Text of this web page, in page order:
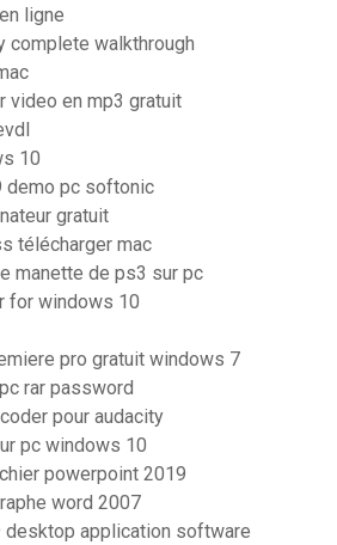
ligne
complete walkthrough
video en mp3 gratuit
10
demo pc softonic
gratuit
télécharger mac
manette de ps3 sur pc
for windows 10
pro gratuit windows 7
rar password
pour audacity
pc windows 10
powerpoint 2019
word 2007
application software